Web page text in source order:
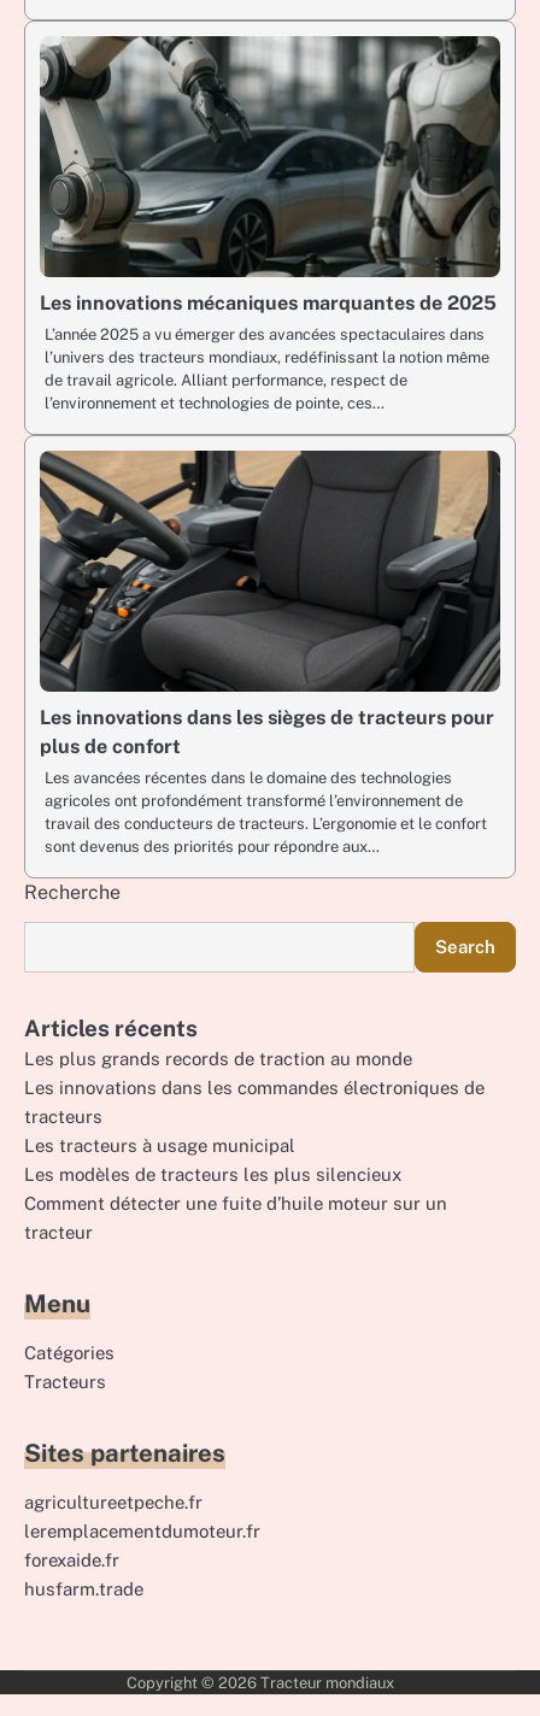
Les innovations mécaniques marquantes de 2025
L’année 2025 a vu émerger des avancées spectaculaires dans
l’univers des tracteurs mondiaux, redéfinissant la notion même
de travail agricole. Alliant performance, respect de
l’environnement et technologies de pointe, ces…
Les innovations dans les sièges de tracteurs pour
plus de confort
Les avancées récentes dans le domaine des technologies
agricoles ont profondément transformé l’environnement de
travail des conducteurs de tracteurs. L’ergonomie et le confort
sont devenus des priorités pour répondre aux…
Recherche
Search
Articles récents
Les plus grands records de traction au monde
Les innovations dans les commandes électroniques de
tracteurs
Les tracteurs à usage municipal
Les modèles de tracteurs les plus silencieux
Comment détecter une fuite d’huile moteur sur un
tracteur
Menu
Catégories
Tracteurs
Sites partenaires
agricultureetpeche.fr
leremplacementdumoteur.fr
forexaide.fr
husfarm.trade
Copyright © 2026 Tracteur mondiaux